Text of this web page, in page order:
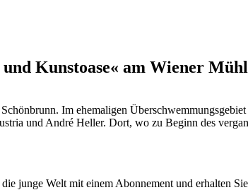
Kunstoase« am Wiener
Im ehemaligen
und André Heller. Dort, wo zu Beginn des
junge Welt mit einem Abonnement und erhalten